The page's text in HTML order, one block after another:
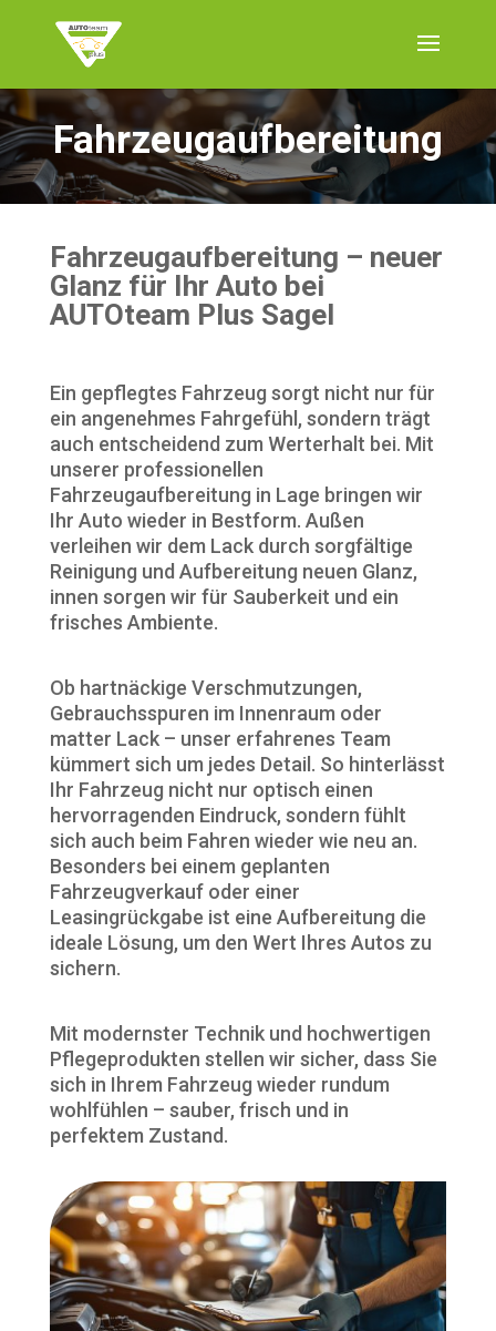
Fahrzeugaufbereitung
Fahrzeugaufbereitung – neuer
Glanz für Ihr Auto bei
AUTOteam Plus Sagel
Ein gepflegtes Fahrzeug sorgt nicht nur für
ein angenehmes Fahrgefühl, sondern trägt
auch entscheidend zum Werterhalt bei. Mit
unserer professionellen
Fahrzeugaufbereitung in Lage bringen wir
Ihr Auto wieder in Bestform. Außen
verleihen wir dem Lack durch sorgfältige
Reinigung und Aufbereitung neuen Glanz,
innen sorgen wir für Sauberkeit und ein
frisches Ambiente.
Ob hartnäckige Verschmutzungen,
Gebrauchsspuren im Innenraum oder
matter Lack – unser erfahrenes Team
kümmert sich um jedes Detail. So hinterlässt
Ihr Fahrzeug nicht nur optisch einen
hervorragenden Eindruck, sondern fühlt
sich auch beim Fahren wieder wie neu an.
Besonders bei einem geplanten
Fahrzeugverkauf oder einer
Leasingrückgabe ist eine Aufbereitung die
ideale Lösung, um den Wert Ihres Autos zu
sichern.
Mit modernster Technik und hochwertigen
Pflegeprodukten stellen wir sicher, dass Sie
sich in Ihrem Fahrzeug wieder rundum
wohlfühlen – sauber, frisch und in
perfektem Zustand.